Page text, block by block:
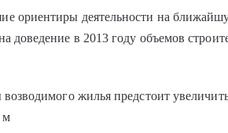
ориентиры деятельности на
доведение в 2013 году объемов
жилья предстоит
м